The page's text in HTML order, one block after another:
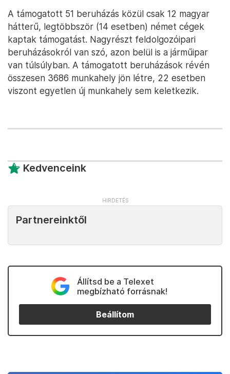
A támogatott 51 beruházás közül csak 12 magyar
hátterű, legtöbbször (14 esetben) német cégek
kaptak támogatást. Nagyrészt feldolgozóipari
beruházásokról van szó, azon belül is a járműipar
van túlsúlyban. A támogatott beruházások révén
összesen 3686 munkahely jön létre, 22 esetben
viszont egyetlen új munkahely sem keletkezik.
Kedvenceink
Partnereinktől
Állítsd be a Telexet
megbízható forrásnak!
Beállítom